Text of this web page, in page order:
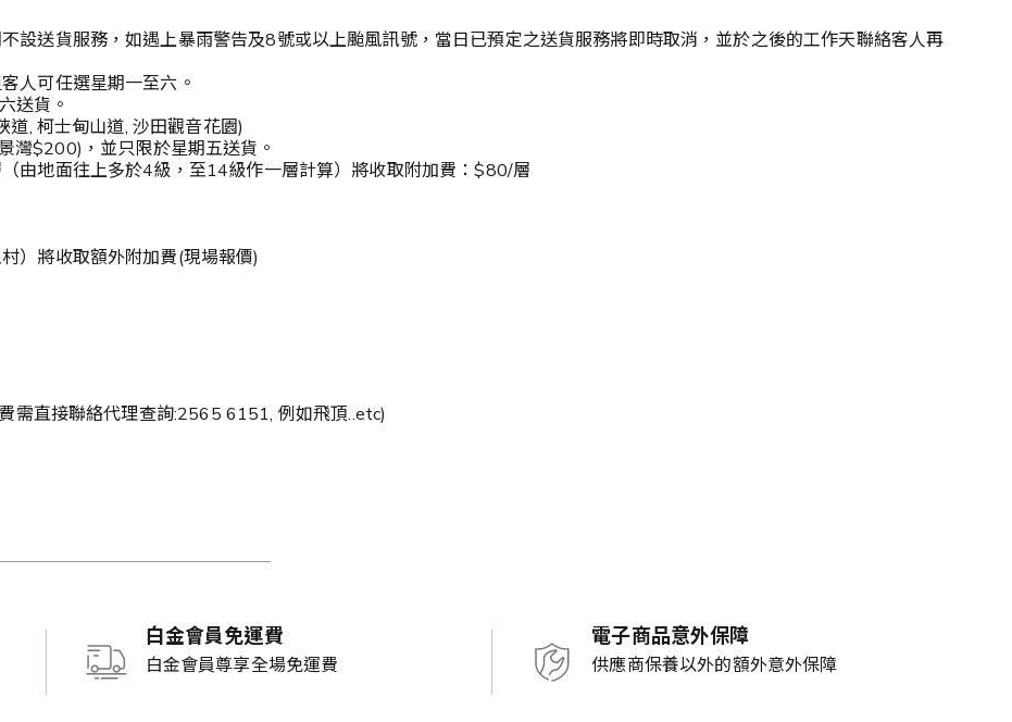
設送貨服務，如遇上暴雨警告及8號或以上颱風訊號，當日已預定之送貨服務將即時取消，並於之後的工作天聯絡客人再
人可任選星期一至六。
送貨。
, 柯士甸山道, 沙田觀音花園)
灣$200)，並只限於星期五送貨。
由地面往上多於4級，至14級作一層計算）將收取附加費：$80/層
）將收取額外附加費(現場報價)
需直接聯絡代理查詢:2565 6151, 例如飛頂..etc)
白金會員免運費
白金會員尊享全場免運費
電子商品意外保障
供應商保養以外的額外意外保障